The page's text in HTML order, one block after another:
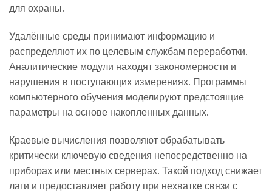
для охраны.
Удалённые среды принимают информацию и
распределяют их по целевым службам переработки.
Аналитические модули находят закономерности и
нарушения в поступающих измерениях. Программы
компьютерного обучения моделируют предстоящие
параметры на основе накопленных данных.
Краевые вычисления позволяют обрабатывать
критически ключевую сведения непосредственно на
приборах или местных серверах. Такой подход снижает
лаги и предоставляет работу при нехватке связи с